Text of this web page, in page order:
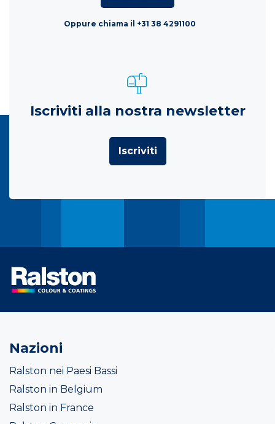
Oppure chiama il +31 38 4291100
Iscriviti alla nostra newsletter
Iscriviti
Nazioni
Ralston nei Paesi Bassi
Ralston in Belgium
Ralston in France